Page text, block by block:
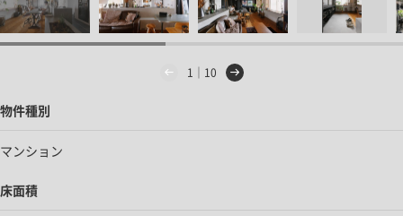
1｜10
物件種別
マンション
床面積